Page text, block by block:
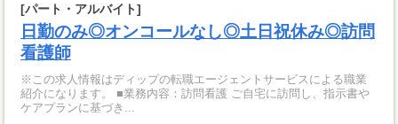
[パート・アルバイト]
日勤のみ◎オンコールなし◎土日祝休み◎訪問
看護師
※この求人情報はディップの転職エージェントサービスによる職業
紹介になります。 ■業務内容：訪問看護 ご自宅に訪問し、指示書や
ケアプランに基づき...